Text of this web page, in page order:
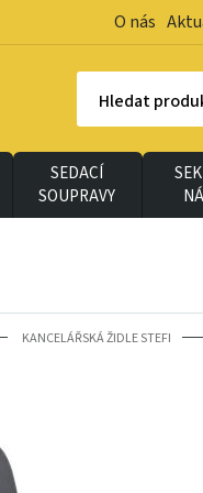
O nás
Hledat
SEDACÍ
SOUPRAVY
KANCELÁŘSKÁ ŽIDLE STEFI